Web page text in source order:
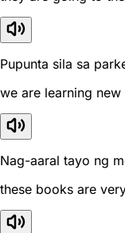
Pupunta sila sa
we are learning
Nag-aaral tayo ng
these books are